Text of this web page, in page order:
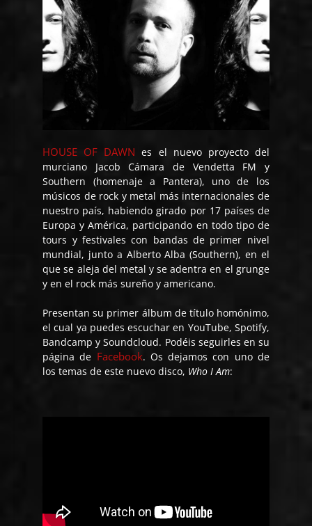
HOUSE OF DAWN es el nuevo proyecto del
murciano Jacob Cámara de Vendetta FM y
Southern (homenaje a Pantera), uno de los
músicos de rock y metal más internacionales de
nuestro país, habiendo girado por 17 países de
Europa y América, participando en todo tipo de
tours y festivales con bandas de primer nivel
mundial, junto a Alberto Alba (Southern), en el
que se aleja del metal y se adentra en el grunge
y en el rock más sureño y americano.
Presentan su primer álbum de título homónimo,
el cual ya puedes escuchar en YouTube, Spotify,
Bandcamp y Soundcloud. Podéis seguirles en su
página de Facebook. Os dejamos con uno de
los temas de este nuevo disco, Who I Am: